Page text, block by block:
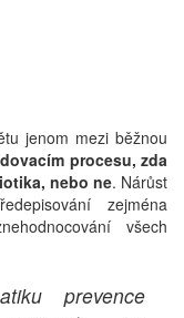
jenom mezi běžnou
procesu, zda
nebo ne. Nárůst
zejména
všech
prevence